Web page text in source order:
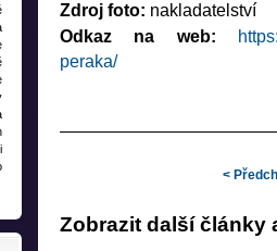
Zdroj foto: nakladatelství
Odkaz na web:
peraka/
<
Zobrazit další články
Český literární
Smysl a význam